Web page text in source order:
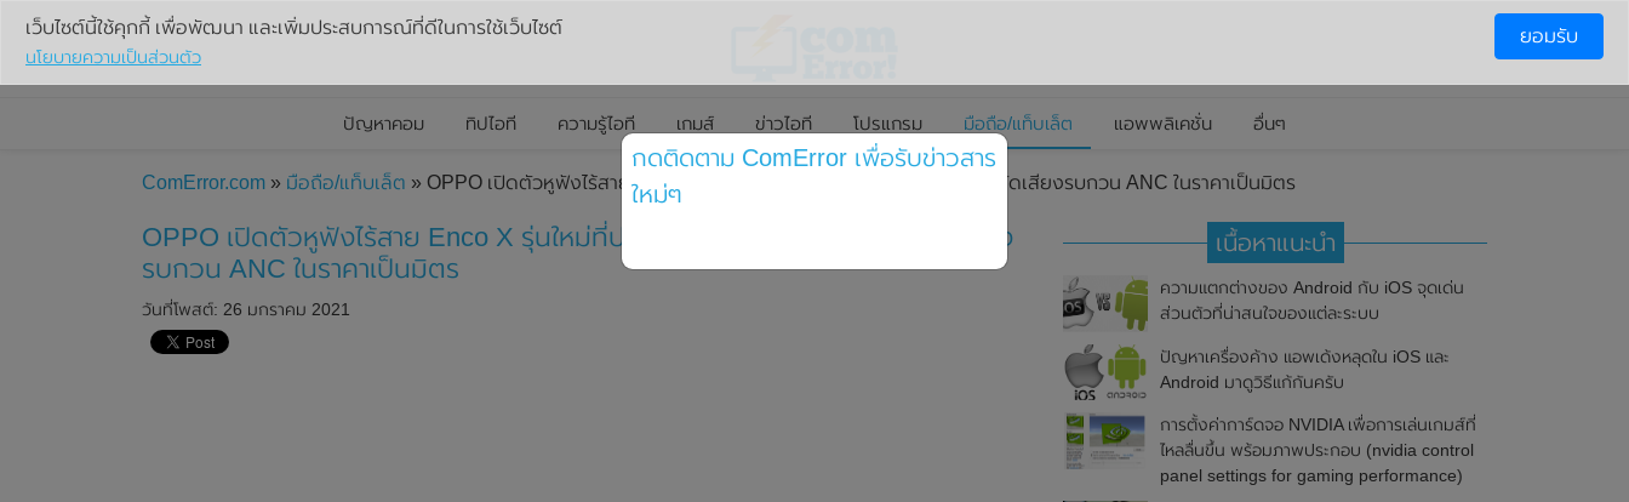
ปัญหาคอม ทิปไอที ความรู้ไอที เกมส์ ข่าวไอที โปรแกรม มือถือ/แท็บเล็ต แอพพลิเคชั่น อื่นๆ
ComError.com » มือถือ/แท็บเล็ต » OPPO เปิดตัวหูฟังไร้สาย Enco X รุ่นใหม่ที่ประเทศอินเดีย มาพร้อมระบบตัดเสียงรบกวน ANC ในราคาเป็นมิตร
OPPO เปิดตัวหูฟังไร้สาย Enco X รุ่นใหม่ที่ประเทศอินเดีย มาพร้อมระบบตัดเสียง
รบกวน ANC ในราคาเป็นมิตร
วันที่โพสต์: 26 มกราคม 2021
เนื้อหาแนะนำ
ความแตกต่างของ Android กับ iOS จุดเด่น
ส่วนตัวที่น่าสนใจของแต่ละระบบ
ปัญหาเครื่องค้าง แอพเด้งหลุดใน iOS และ
Android มาดูวิธีแก้กันครับ
การตั้งค่าการ์ดจอ NVIDIA เพื่อการเล่นเกมส์ที่
ไหลลื่นขึ้น พร้อมภาพประกอบ (nvidia control
panel settings for gaming performance)
เว็บไซต์นี้ใช้คุกกี้ เพื่อพัฒนา และเพิ่มประสบการณ์ที่ดีในการใช้เว็บไซต์
นโยบายความเป็นส่วนตัว
ยอมรับ
กดติดตาม ComError เพื่อรับข่าวสาร
ใหม่ๆ